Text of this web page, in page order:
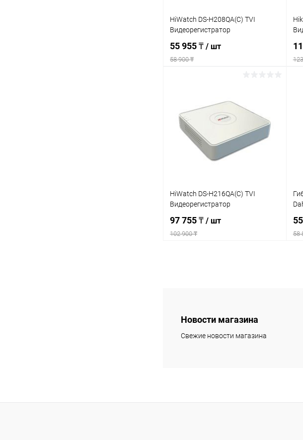
HiWatch DS-H208QA(C) TVI
Видеорегистратор
55 955 ₸ / шт
58 900 ₸
Купить в 1 клик К сравнению
В избранное Недоступно
HiWatch DS-H216QA(C) TVI
Видеорегистратор
97 755 ₸ / шт
102 900 ₸ 58
Новости магазина
Свежие новости магазина